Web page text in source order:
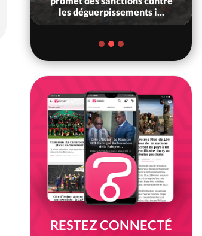
les déguerpissements i...
RESTEZ CONNECTÉ